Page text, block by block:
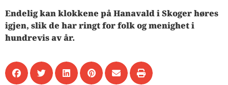
Endelig kan klokkene på Hanavald i Skoger høres
igjen, slik de har ringt for folk og menighet i
hundrevis av år.